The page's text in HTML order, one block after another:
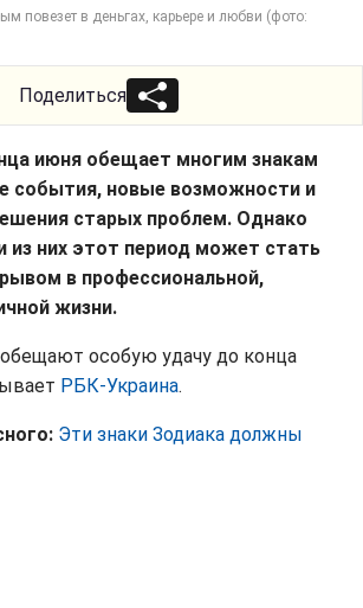
повезет в деньгах, карьере и любви (фото:
Поделиться
июня обещает многим знакам
события, новые возможности и
старых проблем. Однако
из них этот период может стать
в профессиональной,
жизни.
особую удачу до конца
РБК-Украина.
Эти знаки Зодиака должны